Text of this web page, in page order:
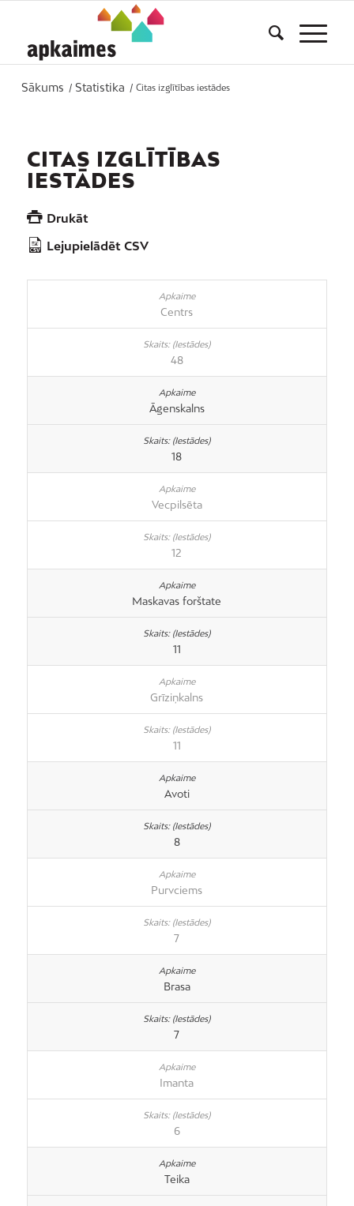
Sākums / Statistika / Citas izglītības iestādes
CITAS IZGLĪTĪBAS
IESTĀDES
Drukāt
Lejupielādēt CSV
Centrs
48
Āgenskalns
18
Vecpilsēta
12
Maskavas forštate
11
Grīziņkalns
11
Avoti
8
Purvciems
7
Brasa
7
Imanta
6
Teika